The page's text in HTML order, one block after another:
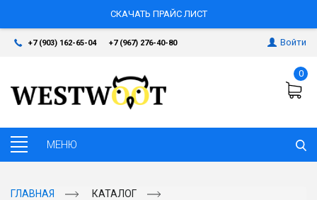
СКАЧАТЬ ПРАЙС ЛИСТ
+7 (903) 162-65-04 +7 (967) 276-40-80 Войти
0
ГЛАВНАЯ
КАТАЛОГ